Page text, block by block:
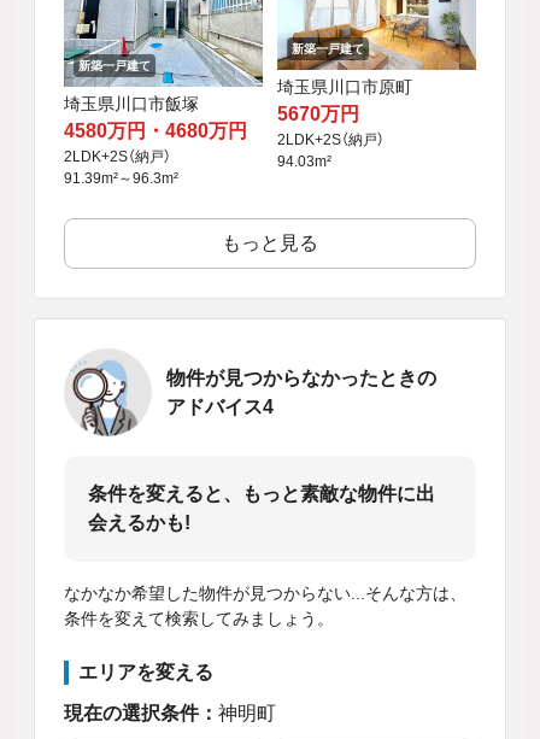
新築一戸建て
埼玉県川口市飯塚
4580万円・4680万円
2LDK+2S（納戸）
91.39m²～96.3m²
新築一戸建て
埼玉県川口市原町
5670万円
2LDK+2S（納戸）
94.03m²
もっと見る
物件が見つからなかったときの
アドバイス4
条件を変えると、もっと素敵な物件に出
会えるかも!
なかなか希望した物件が見つからない...そんな方は、
条件を変えて検索してみましょう。
エリアを変える
現在の選択条件： 神明町